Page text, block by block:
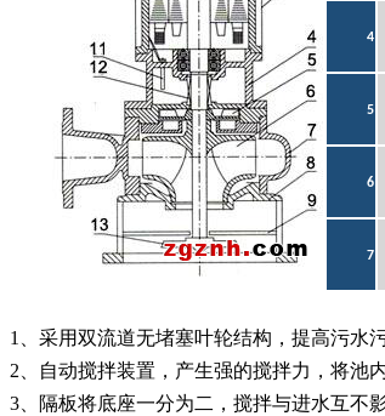
4
5
6
7
1、采用双流道无堵塞叶轮结构，提高污水
2、自动搅拌装置，产生强的搅拌力，将池
3、隔板将底座一分为二，搅拌与进水互不影